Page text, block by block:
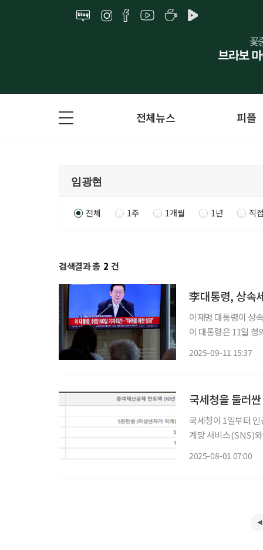
전체뉴스 피플
전체 1주 1개월 1년 직
검색결과 총 2 건
이재명 대통령이 상
이 대통령은 11일 청
2025-09-11 15:37
국세청을 둘러
국세청이 1일부터
계망 서비스(SNS)
2025-08-01 07:00